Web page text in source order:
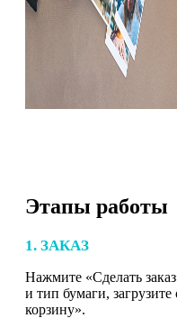
Этапы работы
1. ЗАКАЗ
Нажмите «Сделать
и тип бумаги,
корзину».